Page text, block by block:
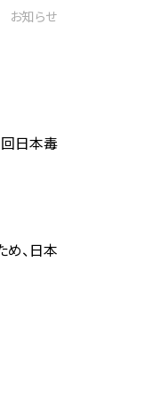
お知らせ
日本毒
、日本